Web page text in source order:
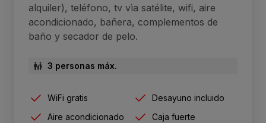
alquiler), teléfono, tv vìa satélite, wifi, aire
acondicionado, bañera, complementos de
baño y secador de pelo.
3 personas máx.
WiFi gratis
Desayuno incluido
Aire acondicionado
Caja fuerte